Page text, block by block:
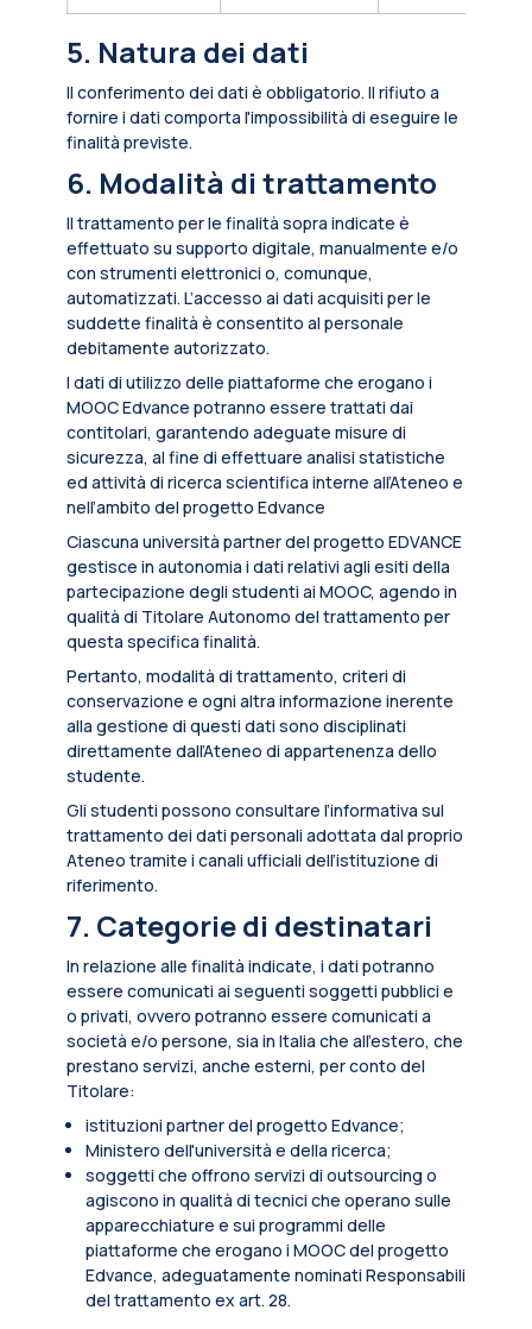
5. Natura dei dati
Il conferimento dei dati è obbligatorio. Il rifiuto a
fornire i dati comporta l'impossibilità di eseguire le
finalità previste.
6. Modalità di trattamento
Il trattamento per le finalità sopra indicate è
effettuato su supporto digitale, manualmente e/o
con strumenti elettronici o, comunque,
automatizzati. L’accesso ai dati acquisiti per le
suddette finalità è consentito al personale
debitamente autorizzato.
I dati di utilizzo delle piattaforme che erogano i
MOOC Edvance potranno essere trattati dai
contitolari, garantendo adeguate misure di
sicurezza, al fine di effettuare analisi statistiche
ed attività di ricerca scientifica interne all’Ateneo e
nell’ambito del progetto Edvance
Ciascuna università partner del progetto EDVANCE
gestisce in autonomia i dati relativi agli esiti della
partecipazione degli studenti ai MOOC, agendo in
qualità di Titolare Autonomo del trattamento per
questa specifica finalità.
Pertanto, modalità di trattamento, criteri di
conservazione e ogni altra informazione inerente
alla gestione di questi dati sono disciplinati
direttamente dall’Ateneo di appartenenza dello
studente.
Gli studenti possono consultare l’informativa sul
trattamento dei dati personali adottata dal proprio
Ateneo tramite i canali ufficiali dell’istituzione di
riferimento.
7. Categorie di destinatari
In relazione alle finalità indicate, i dati potranno
essere comunicati ai seguenti soggetti pubblici e
o privati, ovvero potranno essere comunicati a
società e/o persone, sia in Italia che all’estero, che
prestano servizi, anche esterni, per conto del
Titolare:
istituzioni partner del progetto Edvance;
Ministero dell'università e della ricerca;
soggetti che offrono servizi di outsourcing o
agiscono in qualità di tecnici che operano sulle
apparecchiature e sui programmi delle
piattaforme che erogano i MOOC del progetto
Edvance, adeguatamente nominati Responsabili
del trattamento ex art. 28.